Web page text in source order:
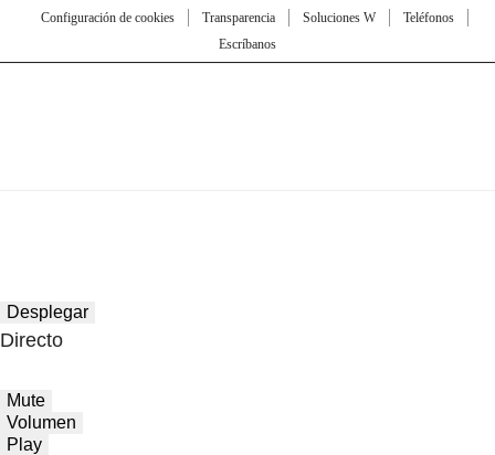
Configuración de cookies
Transparencia Soluciones W
Teléfonos
Escríbanos
Desplegar
Directo
Mute
Volumen
Play